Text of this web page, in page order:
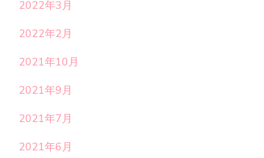
2022年3月
2022年2月
2021年10月
2021年9月
2021年7月
2021年6月